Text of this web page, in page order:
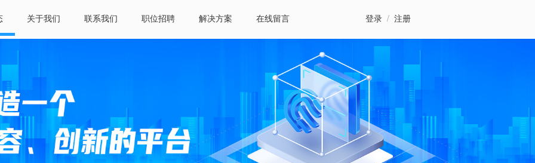
关于我们 联系我们 职位招聘 解决方案 在线留言 登录 / 注册